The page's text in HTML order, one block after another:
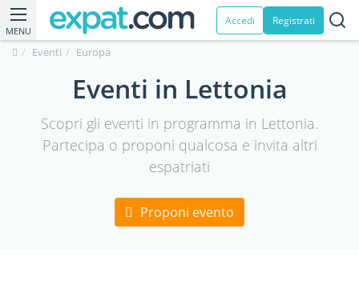
MENU
Accedi Registrati
Eventi Europa
Eventi in Lettonia
Scopri gli eventi in programma in Lettonia.
Partecipa o proponi qualcosa e invita altri
espatriati
Proponi evento